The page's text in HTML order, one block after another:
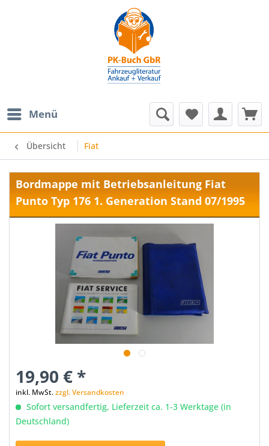
Menü
Übersicht Fiat
Bordmappe mit Betriebsanleitung Fiat
Punto Typ 176 1. Generation Stand 07/1995
19,90 € *
inkl. MwSt.zzgl. Versandkosten
Sofort versandfertig, Lieferzeit ca. 1-3 Werktage (in
Deutschland)